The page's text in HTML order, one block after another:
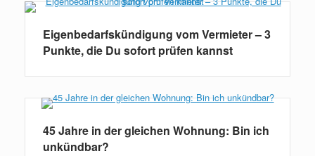
Eigenbedarfskündigung vom Vermieter – 3
Punkte, die Du sofort prüfen kannst
45 Jahre in der gleichen Wohnung: Bin ich
unkündbar?